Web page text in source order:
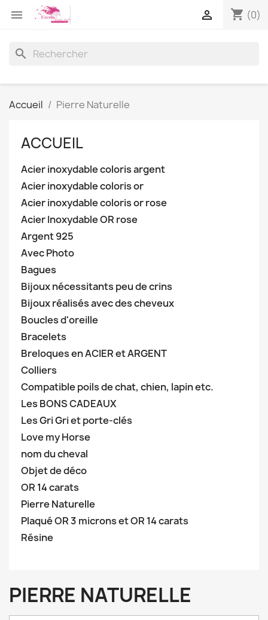
 shopping_cart (0)

search
Accueil Pierre Naturelle
ACCUEIL
Acier inoxydable coloris argent
Acier inoxydable coloris or
Acier inoxydable coloris or rose
Acier Inoxydable OR rose
Argent 925
Avec Photo
Bagues
Bijoux nécessitants peu de crins
Bijoux réalisés avec des cheveux
Boucles d'oreille
Bracelets
Breloques en ACIER et ARGENT
Colliers
Compatible poils de chat, chien, lapin etc.
Les BONS CADEAUX
Les Gri Gri et porte-clés
Love my Horse
nom du cheval
Objet de déco
OR 14 carats
Pierre Naturelle
Plaqué OR 3 microns et OR 14 carats
Résine
PIERRE NATURELLE